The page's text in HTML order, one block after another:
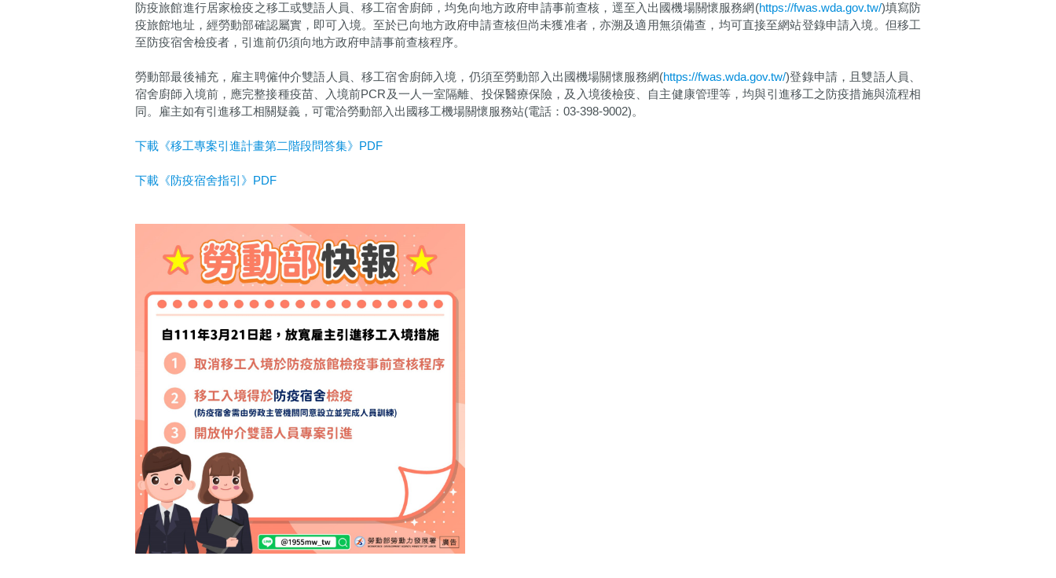
防疫旅館進行居家檢疫之移工或雙語人員、移工宿舍廚師，均免向地方政府申請事前查核，逕至入出國機場關懷服務網(https://fwas.wda.gov.tw/)填寫防
疫旅館地址，經勞動部確認屬實，即可入境。至於已向地方政府申請查核但尚未獲准者，亦溯及適用無須備查，均可直接至網站登錄申請入境。但移工
至防疫宿舍檢疫者，引進前仍須向地方政府申請事前查核程序。
勞動部最後補充，雇主聘僱仲介雙語人員、移工宿舍廚師入境，仍須至勞動部入出國機場關懷服務網(https://fwas.wda.gov.tw/)登錄申請，且雙語人員、
宿舍廚師入境前，應完整接種疫苗、入境前PCR及一人一室隔離、投保醫療保險，及入境後檢疫、自主健康管理等，均與引進移工之防疫措施與流程相
同。雇主如有引進移工相關疑義，可電洽勞動部入出國移工機場關懷服務站(電話：03-398-9002)。
下載《移工專案引進計畫第二階段問答集》PDF
下載《防疫宿舍指引》PDF